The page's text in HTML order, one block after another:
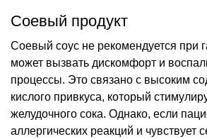
Соевый продукт
Соевый соус не рекомендуется при
может вызвать дискомфорт и
процессы. Это связано с высоким
кислого привкуса, который
желудочного сока. Однако, если
аллергических реакций и чувствует